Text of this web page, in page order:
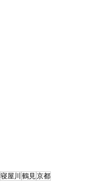
寝屋川 鶴見京都